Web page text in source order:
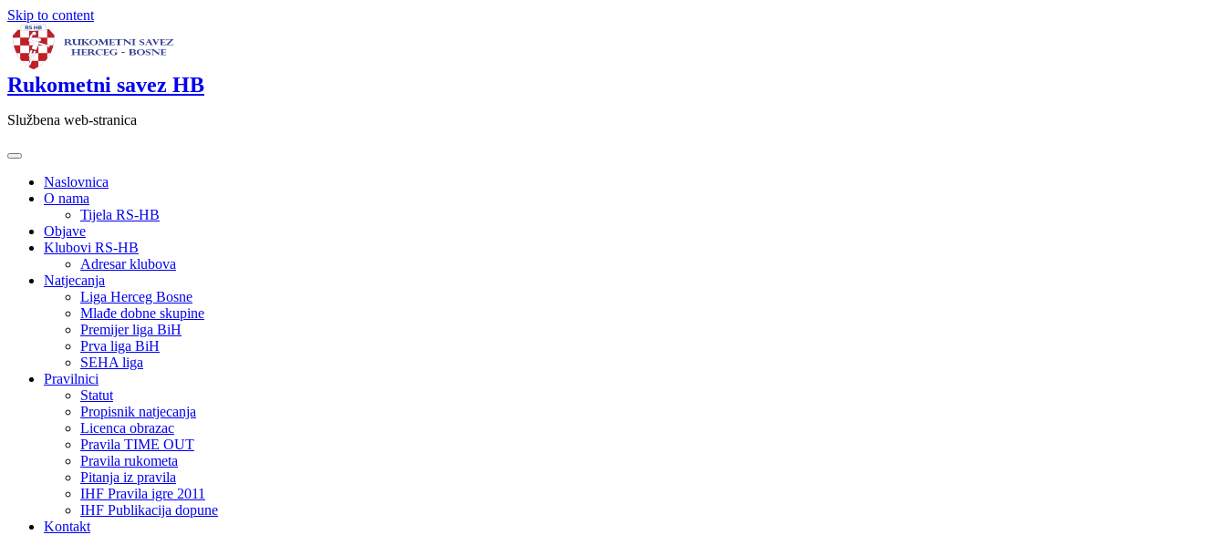
Skip to content
Rukometni savez HB
Službena web-stranica
Naslovnica
O nama
Tijela RS-HB
Objave
Klubovi RS-HB
Adresar klubova
Natjecanja
Liga Herceg Bosne
Mlađe dobne skupine
Premijer liga BiH
Prva liga BiH
SEHA liga
Pravilnici
Statut
Propisnik natjecanja
Licenca obrazac
Pravila TIME OUT
Pravila rukometa
Pitanja iz pravila
IHF Pravila igre 2011
IHF Publikacija dopune
Kontakt